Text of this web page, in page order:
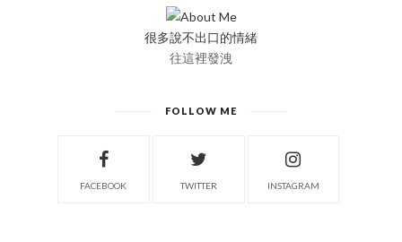
很多說不出口的情緒
往這裡發洩
FOLLOW ME
FACEBOOK TWITTER INSTAGRAM